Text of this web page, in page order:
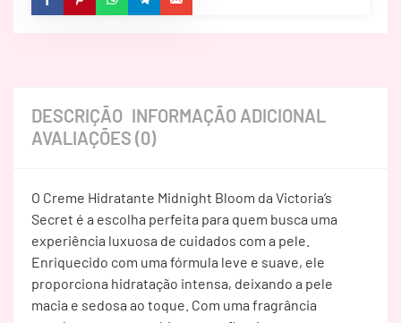
DESCRIÇÃO INFORMAÇÃO ADICIONAL
AVALIAÇÕES (0)
O Creme Hidratante Midnight Bloom da Victoria’s
Secret é a escolha perfeita para quem busca uma
experiência luxuosa de cuidados com a pele.
Enriquecido com uma fórmula leve e suave, ele
proporciona hidratação intensa, deixando a pele
macia e sedosa ao toque. Com uma fragrância